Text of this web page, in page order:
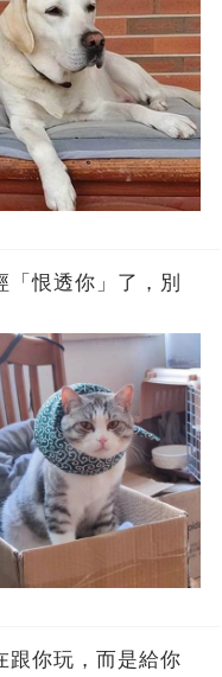
恨透你」了，別
跟你玩，而是給你